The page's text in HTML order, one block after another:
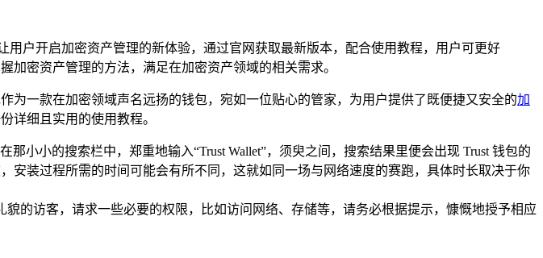
用户开启加密资产管理的新体验，通过官网获取最新版本，配合使用教程，用户可更好
密资产管理的方法，满足在加密资产领域的相关需求。
为一款在加密领域声名远扬的钱包，宛如一位贴心的管家，为用户提供了既便捷又安全的加
详细且实用的使用教程。
小小的搜索栏中，郑重地输入“Trust Wallet”，须臾之间，搜索结果里便会出现 Trust 钱包的
装过程所需的时间可能会有所不同，这就如同一场与网络速度的赛跑，具体时长取决于你
的访客，请求一些必要的权限，比如访问网络、存储等，请务必根据提示，慷慨地授予相应